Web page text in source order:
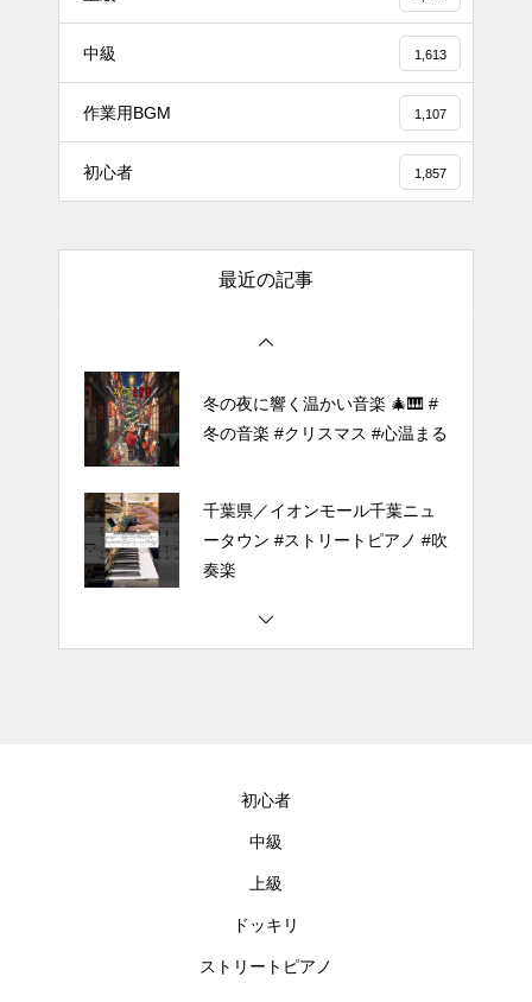
中級 1,613
作業用BGM 1,107
初心者 1,857
最近の記事
#tiktok #shorts #shortsdaily #sh
ortsdance #shirose #磁石 #white
jam #ピアノ初心者 #ピアノレッ
【転生悪女の黒歴史OP】ピアノ
で「Black Flame」弾いてみた
（中～上級）【The Dark History
ほぼ日1フレーズ THE BLUE H
冬の夜に響く温かい音楽 🎄🎹 #
冬の音楽 #クリスマス #心温まる
千葉県／イオンモール千葉ニュ
ータウン #ストリートピアノ #吹
奏楽
（中～上級）【The Dark History
of the Reincarnated Villainess】
ほぼ日1フレーズ THE BLUE H
EARTS NO NO NO
初心者
中級
上級
ドッキリ
ストリートピアノ